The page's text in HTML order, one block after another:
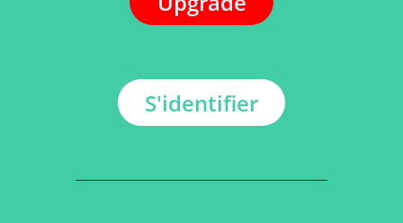
S'identifier